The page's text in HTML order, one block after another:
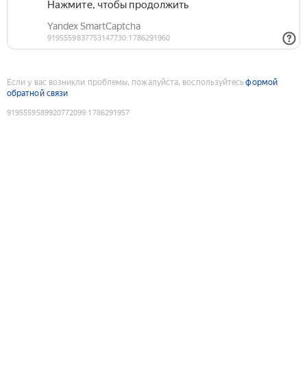
Если у вас возникли проблемы, пожалуйста, воспользуйтесьформой
обратной связи
9195559589920772099:1786291957